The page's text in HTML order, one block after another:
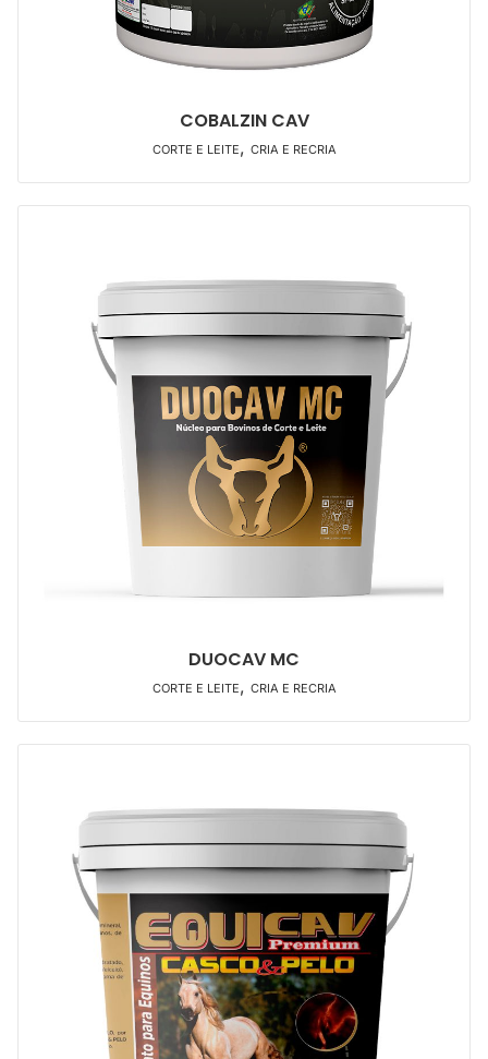
COBALZIN CAV
CORTE E LEITE, CRIA E RECRIA
DUOCAV MC
CORTE E LEITE, CRIA E RECRIA